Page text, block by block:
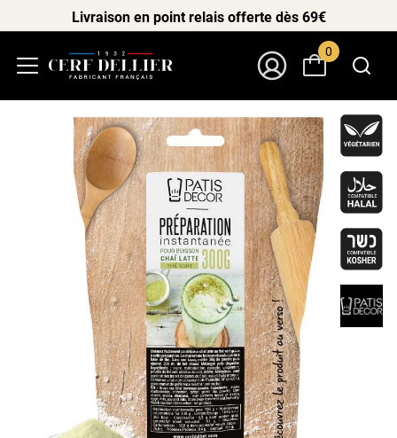
Livraison en point relais offerte dès 69€
0